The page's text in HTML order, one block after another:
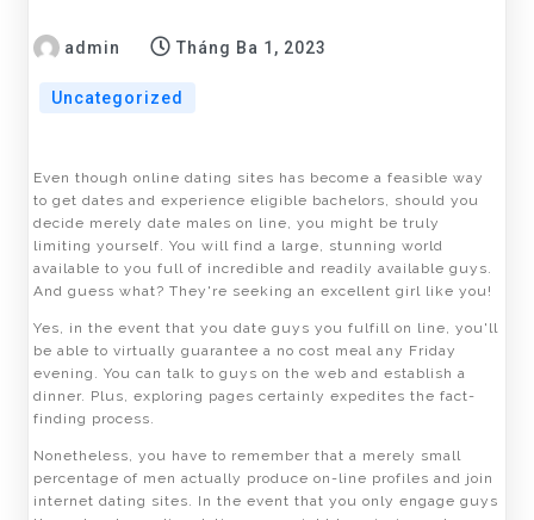
admin Tháng Ba 1, 2023
Uncategorized
Even though online dating sites has become a feasible way
to get dates and experience eligible bachelors, should you
decide merely date males on line, you might be truly
limiting yourself. You will find a large, stunning world
available to you full of incredible and readily available guys.
And guess what? They're seeking an excellent girl like you!
Yes, in the event that you date guys you fulfill on line, you'll
be able to virtually guarantee a no cost meal any Friday
evening. You can talk to guys on the web and establish a
dinner. Plus, exploring pages certainly expedites the fact-
finding process.
Nonetheless, you have to remember that a merely small
percentage of men actually produce on-line profiles and join
internet dating sites. In the event that you only engage guys